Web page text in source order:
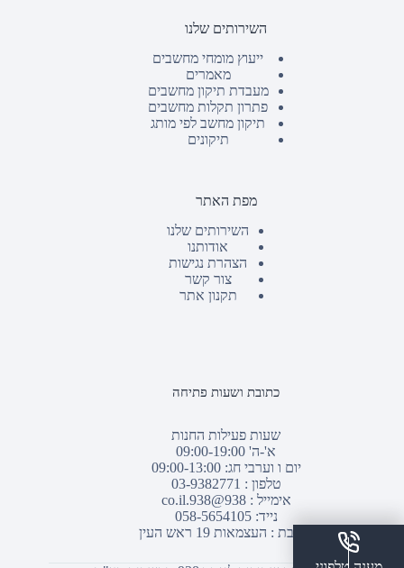
השירותים שלנו
ייעוץ מומחי מחשבים
מאמרים
מעבדת תיקון מחשבים
פתרון תקלות מחשבים
תיקון מחשב לפי מותג
תיקונים
מפת האתר
השירותים שלנו
אודותנו
הצהרת נגישות
צור קשר
תקנון אתר
כתובת ושעות פתיחה
שעות פעילות החנות
א'-ה' 09:00-19:00
יום ו וערבי חג: 09:00-13:00
טלפון : 03-9382771
אימייל :938@938.co.il
נייד: 058-5654105
כתובת : העצמאות 19 ראש העין